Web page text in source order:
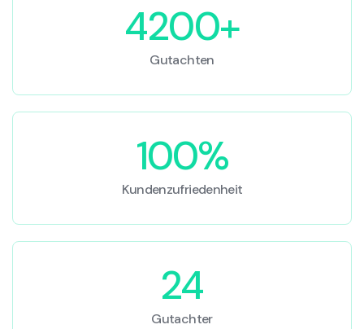
4200+
Gutachten
100%
Kundenzufriedenheit
24
Gutachter